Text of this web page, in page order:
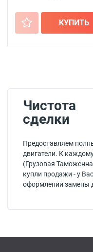
+ КУПИТЬ
Чистота
сделки
Предоставляем
двигатели. К
(Грузовая
купли продажи - у
оформлении замены